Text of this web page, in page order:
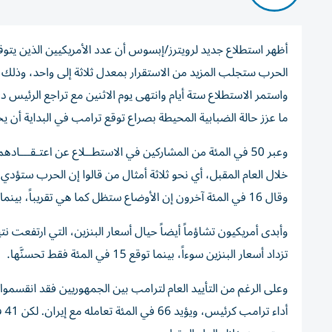
أظهر استطلاع جديد لرويترز/إبسوس أن عدد الأمريكيين الذين
الحرب ستجلب المزيد من الاستقرار بمعدل ثلاثة إلى واحد،
واستمر الاستطلاع ستة أيام وانتهى يوم الاثنين مع تراجع
ما عزز حالة الضبابية المحيطة بصراع توقع ترامب في البداية
وعبر 50 في المئة من المشاركين في الاستطــلاع عن
وقال 16 في المئة آخرون إن الأوضاع ستظل كما هي تقريباً، بينما قال 17 في المئة إنهم غير متأكدين أو لم يجيبوا على السؤال.
تزداد أسعار البنزين سوءاً، بينما توقع 15 في المئة فقط تحسنَّها.